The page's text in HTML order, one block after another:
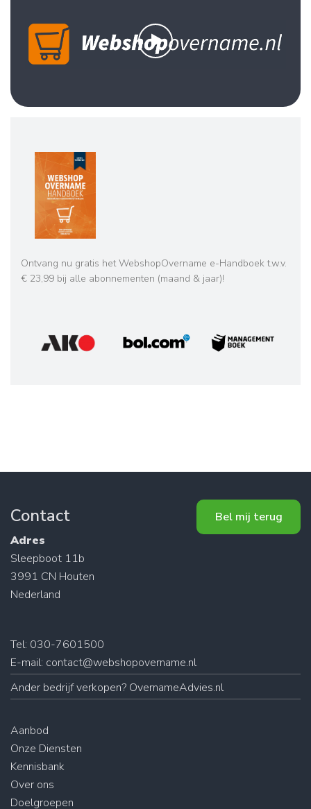
Ontvang nu gratis het WebshopOvername e-Handboek t.w.v.
€ 23,99 bij alle abonnementen (maand & jaar)!
Contact
Adres
Sleepboot 11b
3991 CN Houten
Nederland
Bel mij terug
Tel: 030-7601500
E-mail: contact@webshopovername.nl
Ander bedrijf verkopen? OvernameAdvies.nl
Aanbod
Onze Diensten
Kennisbank
Over ons
Doelgroepen